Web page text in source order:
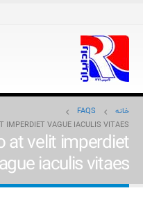
خانه
FAQS
IMPERDIET VAGUE IACULIS VITAES?
at velit imperdiet
iaculis vitaes?